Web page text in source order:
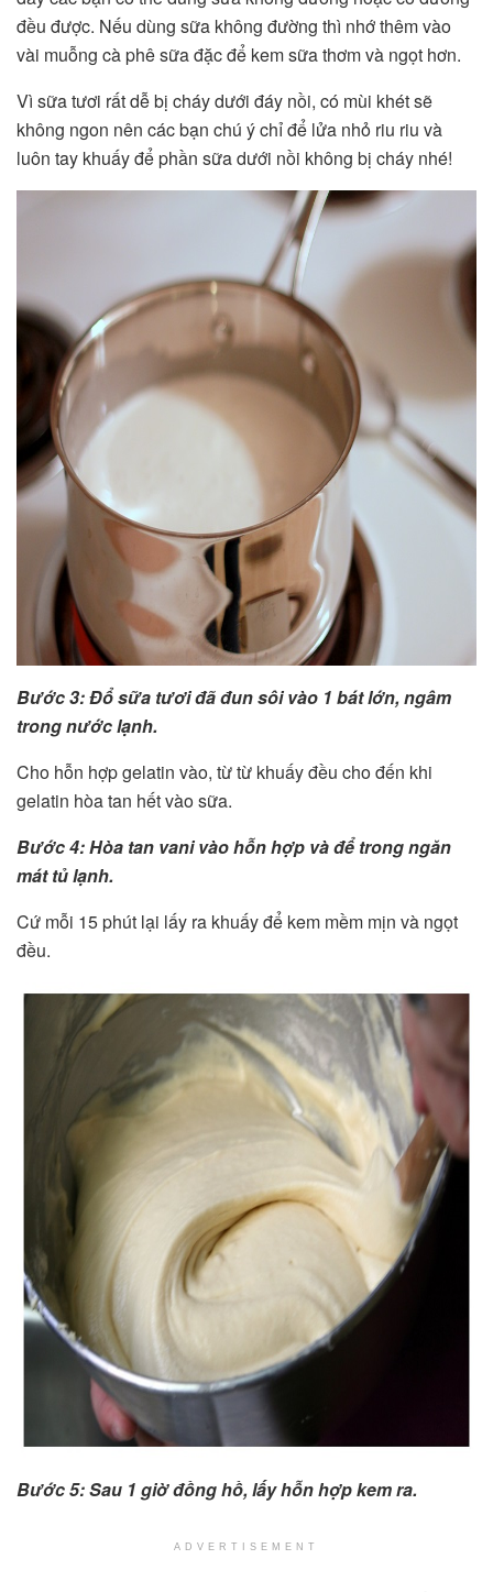
đều được. Nếu dùng sữa không đường thì nhớ thêm vào
vài muỗng cà phê sữa đặc để kem sữa thơm và ngọt hơn.
Vì sữa tươi rất dễ bị cháy dưới đáy nồi, có mùi khét sẽ
không ngon nên các bạn chú ý chỉ để lửa nhỏ riu riu và
luôn tay khuấy để phần sữa dưới nồi không bị cháy nhé!
Bước 3: Đổ sữa tươi đã đun sôi vào 1 bát lớn, ngâm
trong nước lạnh.
Cho hỗn hợp gelatin vào, từ từ khuấy đều cho đến khi
gelatin hòa tan hết vào sữa.
Bước 4: Hòa tan vani vào hỗn hợp và để trong ngăn
mát tủ lạnh.
Cứ mỗi 15 phút lại lấy ra khuấy để kem mềm mịn và ngọt
đều.
Bước 5: Sau 1 giờ đồng hồ, lấy hỗn hợp kem ra.
ADVERTISEMENT